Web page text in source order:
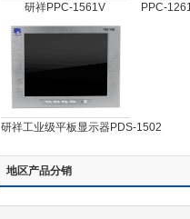
研祥PPC-1561V PPC-
研祥工业级平板显示器PDS-1502
地区产品分销